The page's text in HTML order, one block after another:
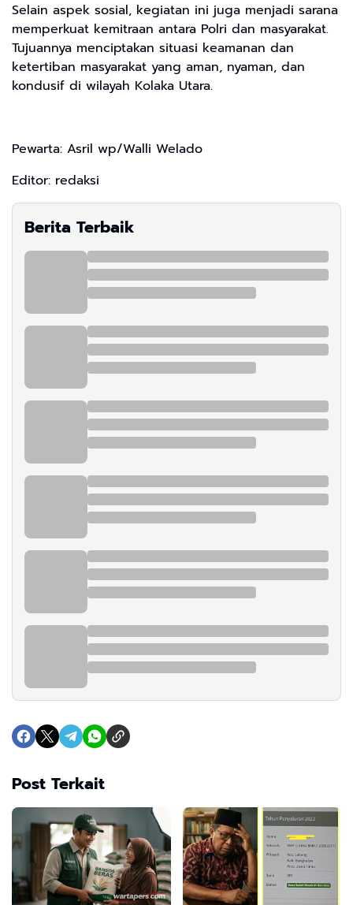
Selain aspek sosial, kegiatan ini juga menjadi sarana
memperkuat kemitraan antara Polri dan masyarakat.
Tujuannya menciptakan situasi keamanan dan
ketertiban masyarakat yang aman, nyaman, dan
kondusif di wilayah Kolaka Utara.
Pewarta: Asril wp/Walli Welado
Editor: redaksi
Berita Terbaik
Post Terkait